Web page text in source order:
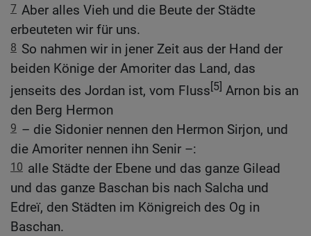
7 Aber alles Vieh und die Beute der Städte
erbeuteten wir für uns.
8 So nahmen wir in jener Zeit aus der Hand der
beiden Könige der Amoriter das Land, das
jenseits des Jordan ist, vom Fluss[5] Arnon bis an
den Berg Hermon
9 – die Sidonier nennen den Hermon Sirjon, und
die Amoriter nennen ihn Senir –:
10 alle Städte der Ebene und das ganze Gilead
und das ganze Baschan bis nach Salcha und
Edreï, den Städten im Königreich des Og in
Baschan.